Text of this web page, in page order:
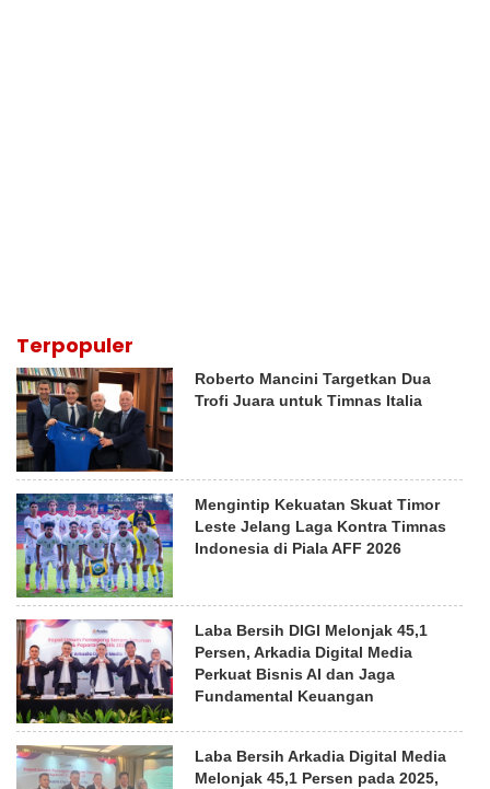
Terpopuler
Roberto Mancini Targetkan Dua
Trofi Juara untuk Timnas Italia
Mengintip Kekuatan Skuat Timor
Leste Jelang Laga Kontra Timnas
Indonesia di Piala AFF 2026
Laba Bersih DIGI Melonjak 45,1
Persen, Arkadia Digital Media
Perkuat Bisnis AI dan Jaga
Fundamental Keuangan
Laba Bersih Arkadia Digital Media
Melonjak 45,1 Persen pada 2025,